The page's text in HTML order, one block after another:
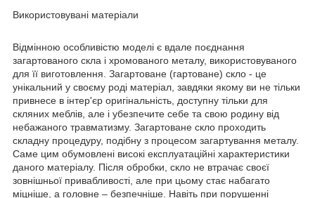
Використовувані матеріали
Відмінною особливістю моделі є вдале поєднання
загартованого скла і хромованого металу, використовуваного
для її виготовлення. Загартоване (гартоване) скло - це
унікальний у своєму роді матеріал, завдяки якому ви не тільки
привнесе в інтер'єр оригінальність, доступну тільки для
скляних меблів, але і убезпечите себе та свою родину від
небажаного травматизму. Загартоване скло проходить
складну процедуру, подібну з процесом загартування металу.
Саме цим обумовлені високі експлуатаційні характеристики
даного матеріалу. Після обробки, скло не втрачає своєї
зовнішньої привабливості, але при цьому стає набагато
міцніше, а головне – безпечніше. Навіть при порушенні